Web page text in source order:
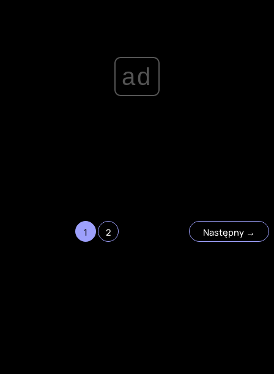
ad
1 2 Następny →